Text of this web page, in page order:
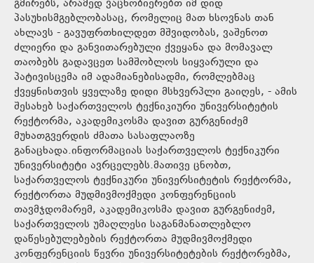
გმირებს, არამედ ვაცნობიერებთ იმ დიდ
პასუხისმგებლობასაც, რომელიც მათ ხსოვნას თან
ახლავს - გავუფრთხილდეთ მშვიდობას, ვაშენოთ
ძლიერი და განვითარებული ქვეყანა და მომავალ
თაობებს გადავცეთ სამშობლოს სიყვარული და
პატივისცემა იმ ადამიანებისადმი, რომლებმაც
ქვეყნისთვის ყველაზე დიდი მსხვერპლი გაიღეს, - ამის
შესახებ საქართველოს ტექნიკიური უნივერსიტეტის
რექტორმა, აკადემიკოსმა დავით გურგენიძემ
მუხათგვერდის ძმათა სასაფლაოზე
განაცხადა.ინფორმაციას საქართველოს ტექნიკური
უნივერსიტეტი ავრცელებს.მათივე ცნობთ,
საქართველოს ტექნიკური უნივერსიტეტის რექტორმა,
რექტორთა მუდმივმოქმედი კონფერენციის
თავმჯდომარემ, აკადემიკოსმა დავით გურგენიძემ,
საქართველოს უმაღლესი საგანმანათლებლო
დაწესებულებების რექტორთა მუდმივმოქმედი
კონფერენციის წევრი უნივერსიტეტების რექტორებმა,